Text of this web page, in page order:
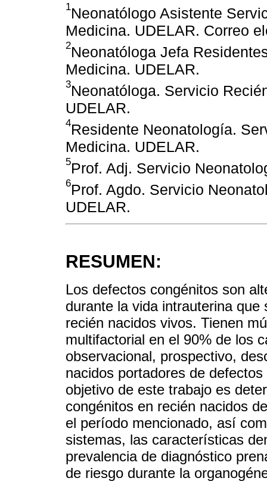
1Neonatólogo Asistente
Medicina. UDELAR. Correo
2Neonatóloga Jefa
Medicina. UDELAR.
3Neonatóloga. Servicio
UDELAR.
4Residente Neonatología.
Medicina. UDELAR.
5Prof. Adj. Servicio
6Prof. Agdo. Servicio
UDELAR.
RESUMEN:
Los defectos congénitos son
durante la vida intrauterina
recién nacidos vivos. Tienen
multifactorial en el 90% de los
observacional, prospectivo,
nacidos portadores de
objetivo de este trabajo es
congénitos en recién nacidos
el período mencionado, así
sistemas, las características
prevalencia de diagnóstico
de riesgo durante la